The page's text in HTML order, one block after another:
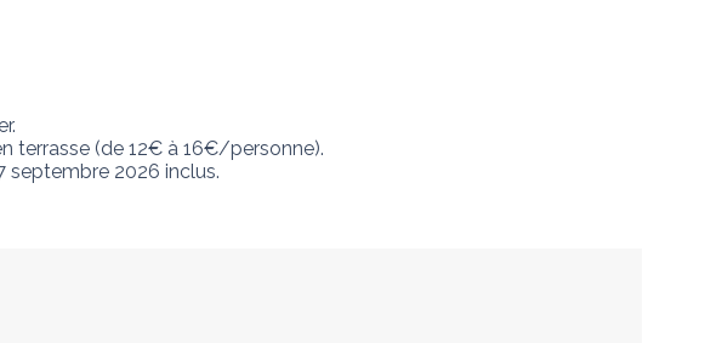
terrasse (de 12€ à 16€/personne).
septembre 2026 inclus.